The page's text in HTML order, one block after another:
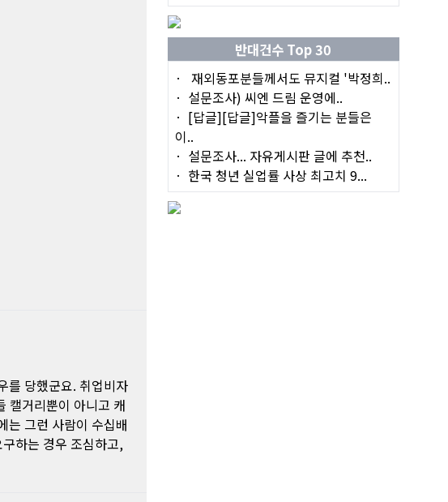
를 당했군요. 취업비자
캘거리뿐이 아니고 캐
는 그런 사람이 수십배
하는 경우 조심하고,
반대건수 Top 30
재외동포분들께서도 뮤지컬 '박정희..
설문조사) 씨엔 드림 운영에..
[답글][답글]악플을 즐기는 분들은
이..
설문조사... 자유게시판 글에 추천..
한국 청년 실업률 사상 최고치 9...